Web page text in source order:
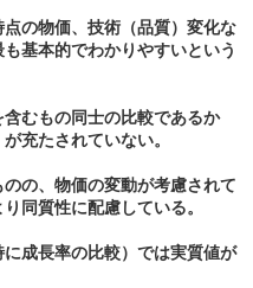
の物価、技術（品質）変化な
基本的でわかりやすいという
むもの同士の比較であるか
充たされていない。
の、物価の変動が考慮されて
同質性に配慮している。
成長率の比較）では実質値が